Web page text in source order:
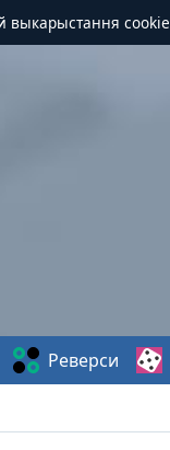
выкарыстання
Реверси